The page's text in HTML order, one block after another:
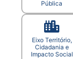
Pública
Eixo Território,
Cidadania e
Impacto Social